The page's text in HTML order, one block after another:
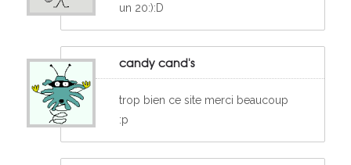
un 20:):D
candy cand's
trop bien ce site merci beaucoup
:p